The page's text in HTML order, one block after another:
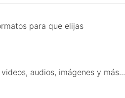
para que elijas
audios, imágenes y más...